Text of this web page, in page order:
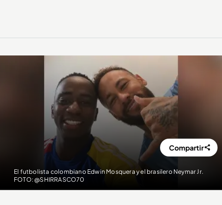
El futbolista colombiano Edwin Mosquera y el brasilero Neymar Jr.
FOTO: @SHIRRASCO70
Compartir